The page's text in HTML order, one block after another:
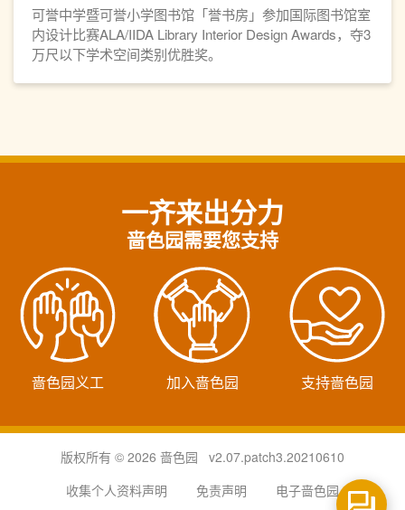
可誉中学暨可誉小学图书馆「誉书房」参加国际图书馆室
内设计比赛ALA/IIDA Library Interior Design Awards，夺3
万尺以下学术空间类别优胜奖。
一齐来出分力
啬色园需要您支持
啬色园义工 加入啬色园 支持啬色园
版权所有 © 2026 啬色园 v2.07.patch3.20210610
收集个人资料声明
免责声明 电子啬色园